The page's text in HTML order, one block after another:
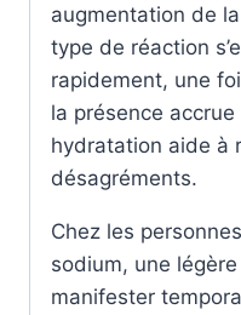
augmentation de
type de réaction
rapidement, une
la présence
hydratation aide à
désagréments.
Chez les
sodium, une
manifester